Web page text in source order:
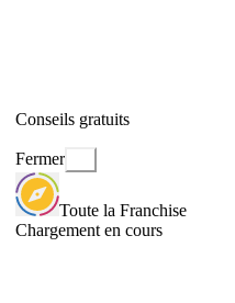
Conseils gratuits
Fermer
Toute la Franchise
Chargement en cours